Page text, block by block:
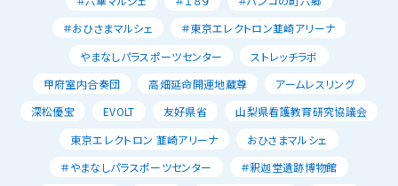
＃おひさまマルシェ
＃東京エレクトロン韮崎アリーナ
やまなしパラスポーツセンター
ストレッチラボ
甲府室内合奏団
高畑延命開運地蔵尊
アームレスリング
深松優宝
EVOLT 友好県省
山梨県看護教育研究協議会
東京エレクトロン 韮崎アリーナ
おひさまマルシェ
＃やまなしパラスポーツセンター
＃釈迦堂遺跡博物館